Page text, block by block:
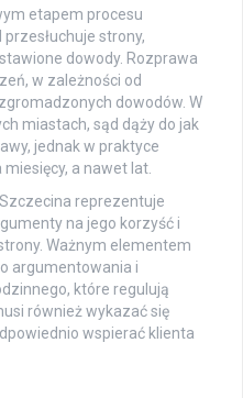
etapem procesu
strony,
dowody. Rozprawa
w zależności od
dowodów. W
miastach, sąd dąży do jak
jednak w praktyce
a nawet lat.
reprezentuje
na jego korzyść i
Ważnym elementem
argumentowania i
które regulują
również wykazać się
wspierać klienta